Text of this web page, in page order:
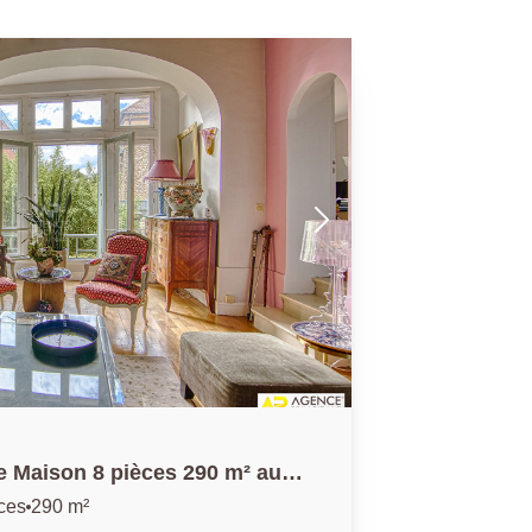
8 pièces 290 m² au
m² avec grand garage.
290 m²